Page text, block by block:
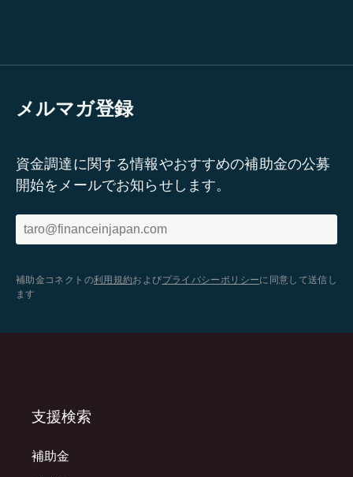
メルマガ登録
資金調達に関する情報やおすすめの補助金の公募
開始をメールでお知らせします。
補助金コネクトの利用規約およびプライバシーポリシーに同意して送信し
ます
支援検索
補助金